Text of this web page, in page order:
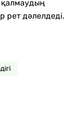
қалмаудың
рет дәлелдеді.